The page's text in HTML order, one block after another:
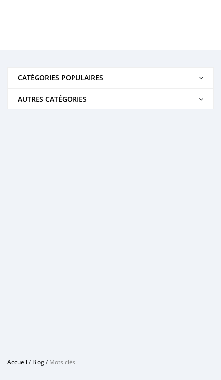
CATÉGORIES POPULAIRES
AUTRES CATÉGORIES
Accueil /Blog/Mots clés